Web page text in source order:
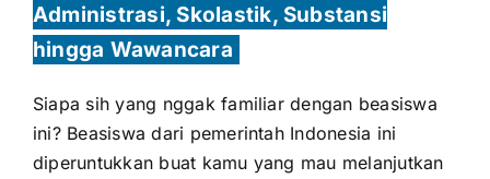
Administrasi, Skolastik, Substansi
hingga Wawancara
Siapa sih yang nggak familiar dengan beasiswa
ini? Beasiswa dari pemerintah Indonesia ini
diperuntukkan buat kamu yang mau melanjutkan